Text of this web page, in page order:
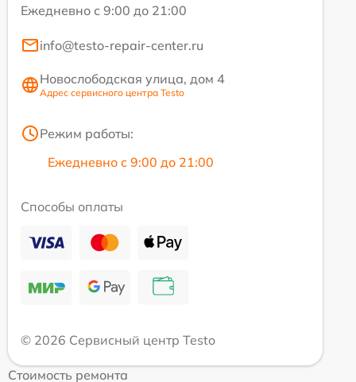
Ежедневно с 9:00 до 21:00
info@testo-repair-center.ru
Новослободская улица, дом 4
Адрес сервисного центра Testo
Режим работы:
Ежедневно с 9:00 до 21:00
Способы оплаты
© 2026 Сервисный центр Testo
Стоимость ремонта